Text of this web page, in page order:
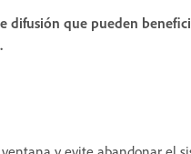
que pueden